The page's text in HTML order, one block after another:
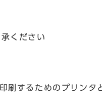
ください
刷するためのプリン